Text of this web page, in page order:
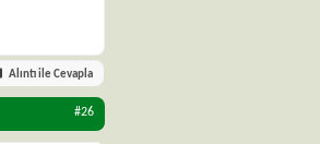
Alıntı ile Cevapla
#26